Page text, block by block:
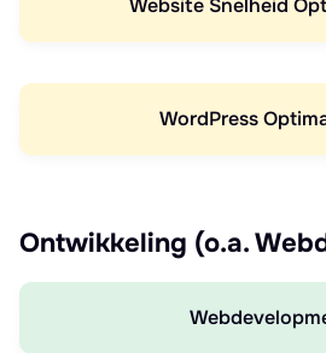
Website Snelheid
WordPress
Ontwikkeling (o.a.